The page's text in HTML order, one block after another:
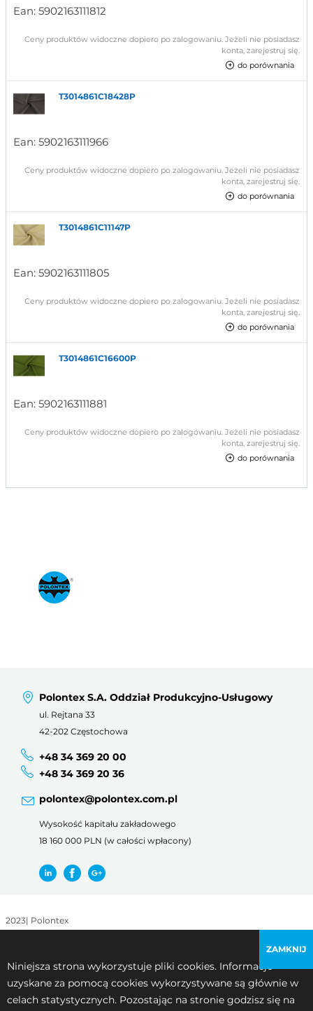
Niniejsza strona wykorzystuje pliki cookies. Informacje
uzyskane za pomocą cookies wykorzystywane są głównie w
celach statystycznych. Pozostając na stronie godzisz się na
ZAMKNIJ
Ean: 5902163111812
Ceny produktów widoczne dopiero po zalogowaniu. Jeżeli nie posiadasz
konta, zarejestruj się.
do porównania
T3014861C18428P
Ean: 5902163111966
Ceny produktów widoczne dopiero po zalogowaniu. Jeżeli nie posiadasz
konta, zarejestruj się.
do porównania
T3014861C11147P
Ean: 5902163111805
Ceny produktów widoczne dopiero po zalogowaniu. Jeżeli nie posiadasz
konta, zarejestruj się.
do porównania
T3014861C16600P
Ean: 5902163111881
Ceny produktów widoczne dopiero po zalogowaniu. Jeżeli nie posiadasz
konta, zarejestruj się.
do porównania
Polontex S.A. Oddział Produkcyjno-Usługowy
ul. Rejtana 33
42-202 Częstochowa
+48 34 369 20 00
+48 34 369 20 36
polontex@polontex.com.pl
Wysokość kapitału zakładowego
18 160 000 PLN (w całości wpłacony)
2023| Polontex